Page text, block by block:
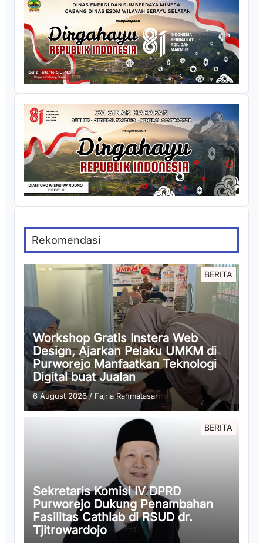
Rekomendasi
BERITA
Workshop Gratis Instera Web
Design, Ajarkan Pelaku UMKM di
Purworejo Manfaatkan Teknologi
Digital buat Jualan
6 August 2026/ Fajria Rahmatasari
BERITA
Sekretaris Komisi IV DPRD
Purworejo Dukung Penambahan
Fasilitas Cathlab di RSUD dr.
Tjitrowardojo